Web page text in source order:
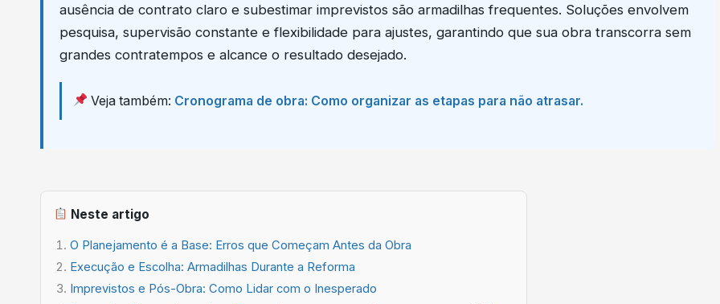
ausência de contrato claro e subestimar imprevistos são armadilhas frequentes. Soluções envolvem
pesquisa, supervisão constante e flexibilidade para ajustes, garantindo que sua obra transcorra sem
grandes contratempos e alcance o resultado desejado.
Veja também: Cronograma de obra: Como organizar as etapas para não atrasar.
Neste artigo
O Planejamento é a Base: Erros que Começam Antes da Obra
Execução e Escolha: Armadilhas Durante a Reforma
Imprevistos e Pós-Obra: Como Lidar com o Inesperado